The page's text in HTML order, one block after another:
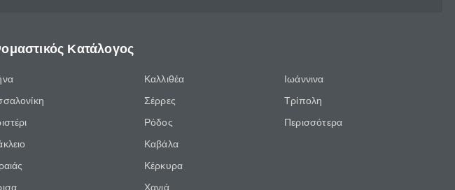
Κατάλογος
Καλλιθέα
Σέρρες
Ρόδος
Καβάλα
Κέρκυρα
Χανιά
Ιωάννινα
Τρίπολη
Περισσότερα